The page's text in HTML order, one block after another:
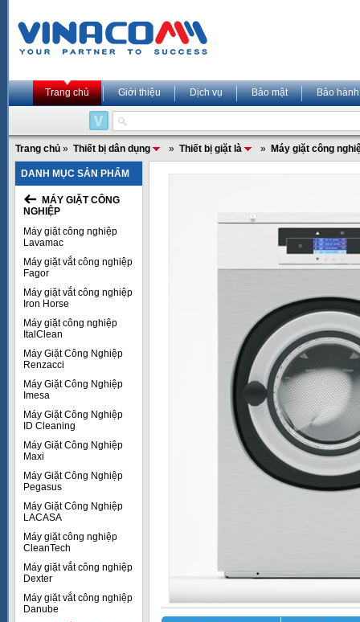
Trang chủ Giới thiệu Dịch vụ Bảo mật Bảo hành
Trang chủ » Thiết bị dân dụng » Thiết bị giặt là » Máy giặt công
DANH MỤC SẢN PHẨM
MÁY GIẶT CÔNG
NGHIỆP
Máy giặt công nghiệp
Lavamac
Máy giặt vắt công nghiệp
Fagor
Máy giặt vắt công nghiệp
Iron Horse
Máy giặt công nghiệp
ItalClean
Máy Giặt Công Nghiệp
Renzacci
Máy Giặt Công Nghiệp
Imesa
Máy Giặt Công Nghiệp
ID Cleaning
Máy Giặt Công Nghiệp
Maxi
Máy Giặt Công Nghiệp
Pegasus
Máy Giặt Công Nghiệp
LACASA
Máy giặt công nghiệp
CleanTech
Máy giặt vắt công nghiệp
Dexter
Máy giặt vắt công nghiệp
Danube